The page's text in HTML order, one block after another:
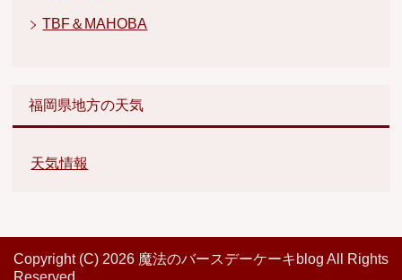
TBF＆MAHOBA
福岡県地方の天気
天気情報
Copyright (C) 2026 魔法のバースデーケーキblog All Rights